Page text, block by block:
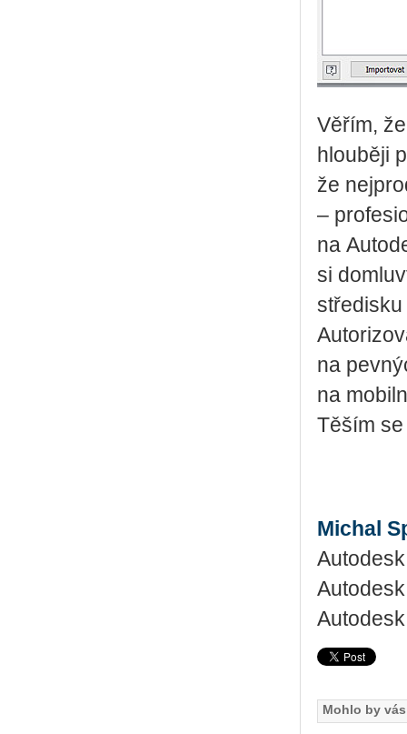
Věřím,
hlouběji
že
–
na
si
na
na
Těším
Michal
Mohlo by